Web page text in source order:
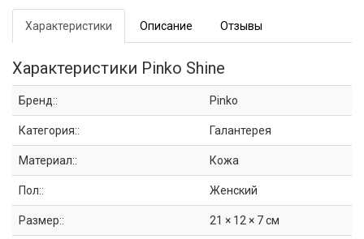
Характеристики Описание Отзывы
Характеристики Pinko Shine
Бренд:: Pinko
Категория:: Галантерея
Материал:: Кожа
Пол:: Женский
Размер:: 21 × 12 × 7 см